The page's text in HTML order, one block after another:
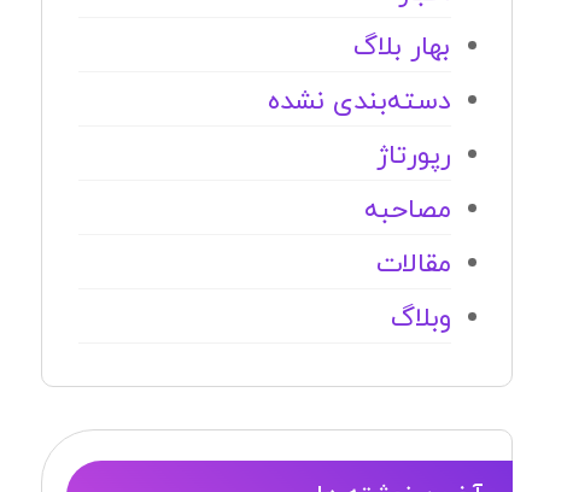
بهار بلاگ
دسته‌بندی نشده
رپورتاژ
مصاحبه
مقالات
وبلاگ